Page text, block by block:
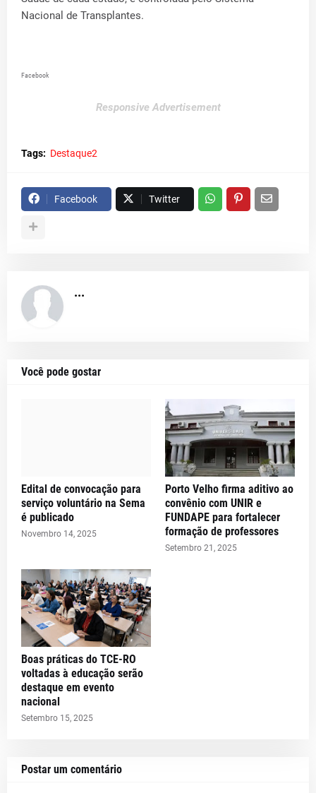
Nacional de Transplantes.
Facebook
Responsive Advertisement
Tags: Destaque2
Facebook Twitter
...
Você pode gostar
Edital de convocação para
serviço voluntário na Sema
é publicado
Novembro 14, 2025
Porto Velho firma aditivo ao
convênio com UNIR e
FUNDAPE para fortalecer
formação de professores
Setembro 21, 2025
Boas práticas do TCE-RO
voltadas à educação serão
destaque em evento
nacional
Setembro 15, 2025
Postar um comentário